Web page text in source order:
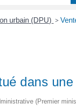
urbain (DPU) >
dans
(Premier